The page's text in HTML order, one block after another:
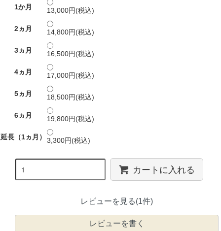
1か月 13,000円(税込)
2ヵ月 14,800円(税込)
3ヵ月 16,500円(税込)
4ヵ月 17,000円(税込)
5ヵ月 18,500円(税込)
6ヵ月 19,800円(税込)
延長（1ヵ月） 3,300円(税込)
カートに入れる
レビューを見る(1件)
レビューを書く